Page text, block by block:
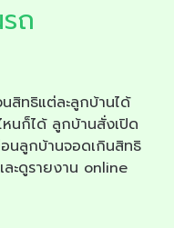
ถ
สิทธิแต่ละลูกบ้านได้
หนก็ได้ ลูกบ้านสั่งเปิด
นลูกบ้านจอดเกินสิทธิ
ละดูรายงาน online